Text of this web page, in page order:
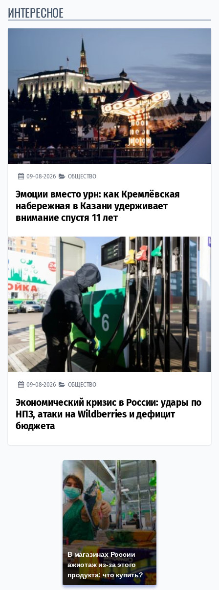
ИНТЕРЕСНОЕ
09-08-2026 ОБЩЕСТВО
Эмоции вместо урн: как Кремлёвская
набережная в Казани удерживает
внимание спустя 11 лет
09-08-2026 ОБЩЕСТВО
Экономический кризис в России: удары по
НПЗ, атаки на Wildberries и дефицит
бюджета
В магазинах России
ажиотаж из-за этого
продукта: что купить?